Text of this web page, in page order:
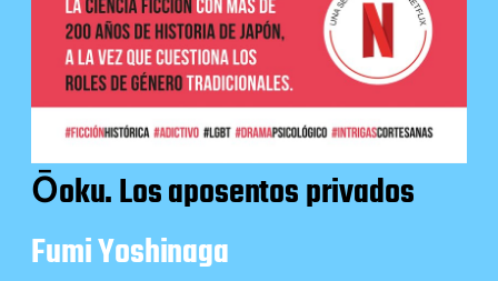
Ōoku. Los aposentos privados
Fumi Yoshinaga